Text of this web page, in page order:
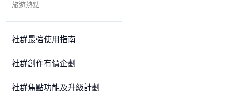
旅遊熱點
社群最強使用指南
社群創作有價企劃
社群焦點功能及升級計劃